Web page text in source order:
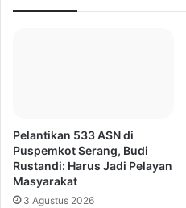
Pelantikan 533 ASN di
Puspemkot Serang, Budi
Rustandi: Harus Jadi Pelayan
Masyarakat
3 Agustus 2026